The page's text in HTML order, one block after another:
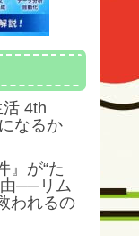
活 4th
なるか
』が“た
由──リム
われるの